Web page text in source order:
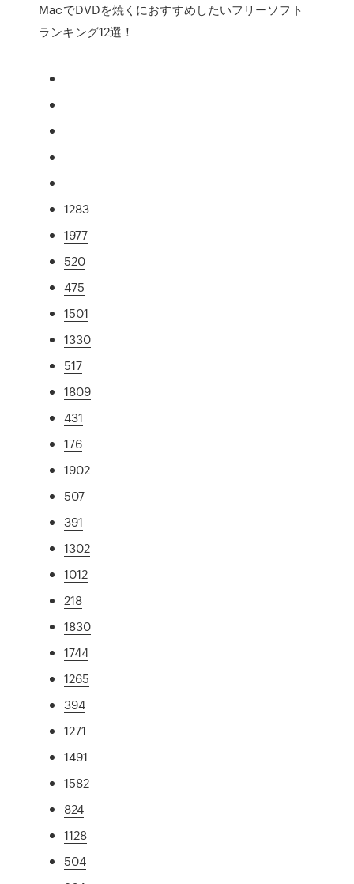
MacでDVDを焼くにおすすめしたいフリーソフト
ランキング12選！
1283
1977
520
475
1501
1330
517
1809
431
176
1902
507
391
1302
1012
218
1830
1744
1265
394
1271
1491
1582
824
1128
504